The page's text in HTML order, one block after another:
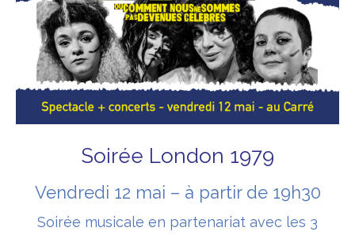
Soirée London 1979
Vendredi 12 mai – à partir de 19h30
Soirée musicale en partenariat avec les 3